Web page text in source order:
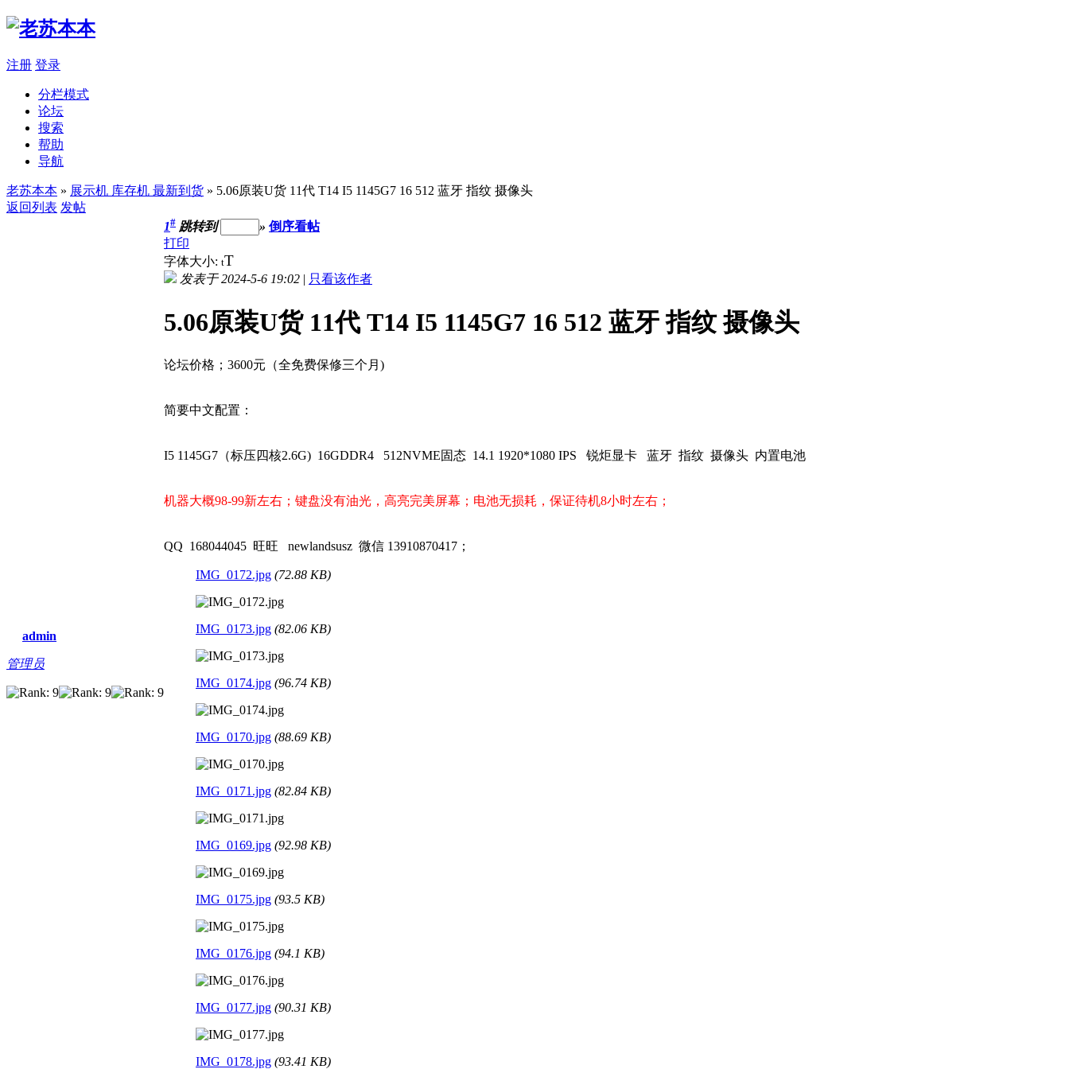
注册 登录
分栏模式
论坛
搜索
帮助
导航
老苏本本 » 展示机 库存机 最新到货 » 5.06原装U货 11代 T14 I5 1145G7 16 512 蓝牙 指纹 摄像头
返回列表 发帖
admin
管理员
1# 跳转到 » 倒序看帖
打印
字体大小: tT
发表于 2024-5-6 19:02 | 只看该作者
5.06原装U货 11代 T14 I5 1145G7 16 512 蓝牙 指纹 摄像头
论坛价格；3600元（全免费保修三个月)
简要中文配置：
I5 1145G7（标压四核2.6G) 16GDDR4 512NVME固态 14.1 1920*1080 IPS 锐炬显卡 蓝牙 指纹 摄像头 内置电池
机器大概98-99新左右；键盘没有油光，高亮完美屏幕；电池无损耗，保证待机8小时左右；
QQ 168044045 旺旺 newlandsusz 微信 13910870417；
IMG_0172.jpg (72.88 KB)
IMG_0173.jpg (82.06 KB)
IMG_0174.jpg (96.74 KB)
IMG_0170.jpg (88.69 KB)
IMG_0171.jpg (82.84 KB)
IMG_0169.jpg (92.98 KB)
IMG_0175.jpg (93.5 KB)
IMG_0176.jpg (94.1 KB)
IMG_0177.jpg (90.31 KB)
IMG_0178.jpg (93.41 KB)